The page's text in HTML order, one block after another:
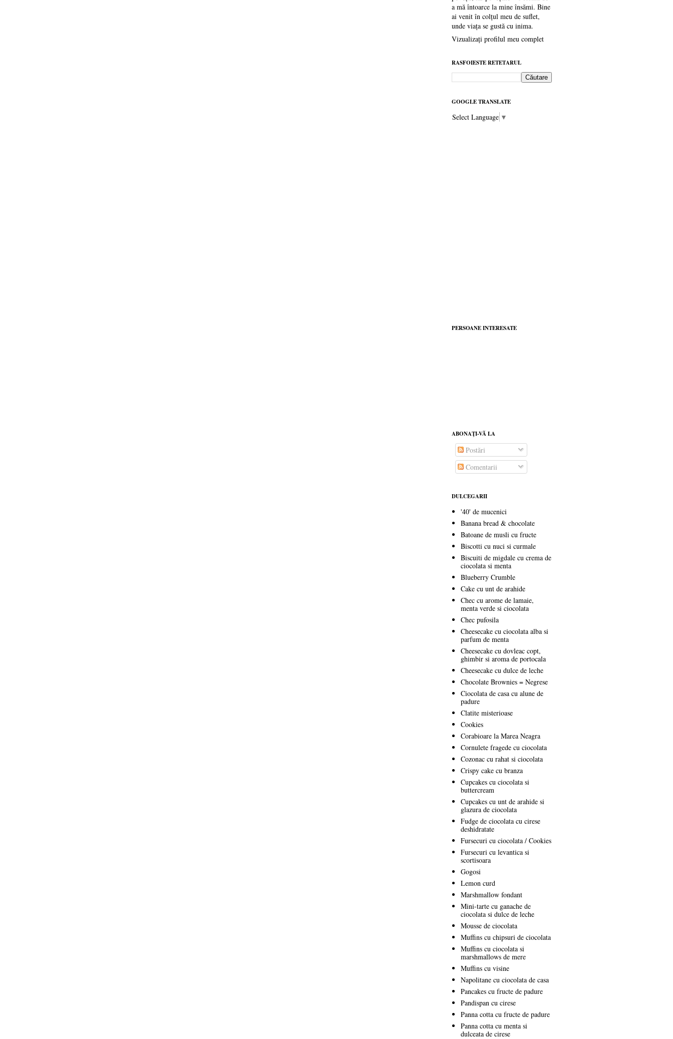
a mă întoarce la mine însămi. Bine
ai venit în colțul meu de suflet,
unde viața se gustă cu inima.
Vizualizați profilul meu complet
RASFOIESTE RETETARUL
GOOGLE TRANSLATE
Select Language ▼
PERSOANE INTERESATE
ABONAŢI-VĂ LA
Postări
Comentarii
DULCEGARII
'40' de mucenici
Banana bread & chocolate
Batoane de musli cu fructe
Biscotti cu nuci si curmale
Biscuiti de migdale cu crema de
ciocolata si menta
Blueberry Crumble
Cake cu unt de arahide
Chec cu arome de lamaie,
menta verde si ciocolata
Chec pufosila
Cheesecake cu ciocolata alba si
parfum de menta
Cheesecake cu dovleac copt,
ghimbir si aroma de portocala
Cheesecake cu dulce de leche
Chocolate Brownies = Negrese
Ciocolata de casa cu alune de
padure
Clatite misterioase
Cookies
Corabioare la Marea Neagra
Cornulete fragede cu ciocolata
Cozonac cu rahat si ciocolata
Crispy cake cu branza
Cupcakes cu ciocolata si
buttercream
Cupcakes cu unt de arahide si
glazura de ciocolata
Fudge de ciocolata cu cirese
deshidratate
Fursecuri cu ciocolata / Cookies
Fursecuri cu levantica si
scortisoara
Gogosi
Lemon curd
Marshmallow fondant
Mini-tarte cu ganache de
ciocolata si dulce de leche
Mousse de ciocolata
Muffins cu chipsuri de ciocolata
Muffins cu ciocolata si
marshmallows de mere
Muffins cu visine
Napolitane cu ciocolata de casa
Pancakes cu fructe de padure
Pandispan cu cirese
Panna cotta cu fructe de padure
Panna cotta cu menta si
dulceata de cirese